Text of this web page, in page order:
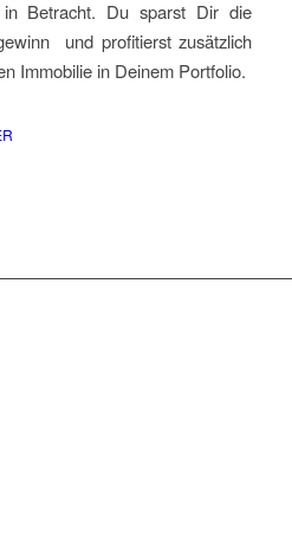
in Betracht. Du sparst Dir die
und profitierst zusätzlich
Immobilie in Deinem Portfolio.